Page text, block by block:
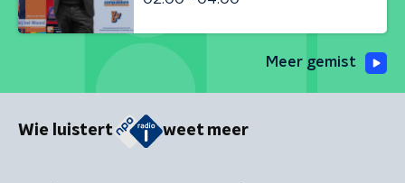
Meer gemist
Wie luistert weet meer